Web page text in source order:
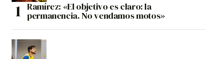
Ramírez: «El objetivo es claro: la
permanencia. No vendamos motos»